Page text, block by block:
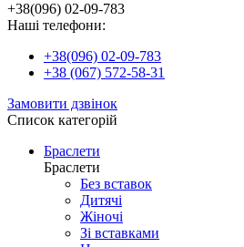
+38(096) 02-09-783
Наші телефони:
+38(096) 02-09-783
+38 (067) 572-58-31
Замовити дзвінок
Список категорій
Браслети
Браслети
Без вставок
Дитячі
Жіночі
Зі вставками